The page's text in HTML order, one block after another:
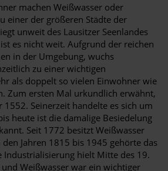
machen Weißwasser oder
einer der größeren Städte der
unweit des Lausitzer Seenlandes
es nicht weit. Aufgrund der reichen
in der Umgebung, wuchs
zu einer wichtigen
als doppelt so vielen Einwohner wie
Zum ersten Mal urkundlich erwähnt,
Seinerzeit handelte es sich um
heute ist die damalige Besiedelung
Seit 1772 besitzt Weißwasser
den Jahren 1815 bis 1945 gehörte das
Industrialisierung hielt Mitte des 19.
und Weißwasser war ein wichtiger